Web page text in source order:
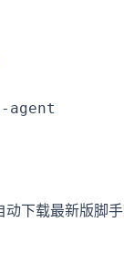
动下载最新版脚